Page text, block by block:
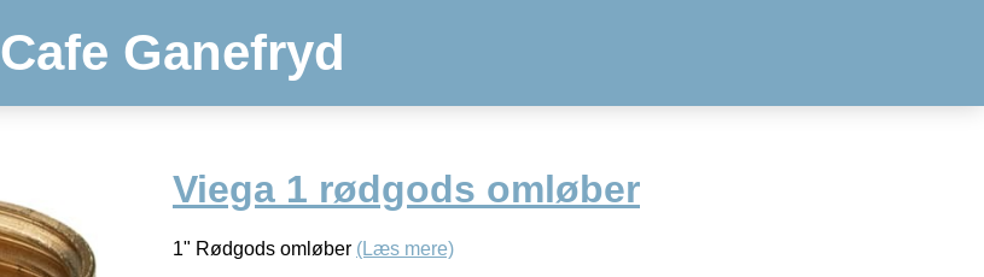
Cafe Ganefryd
Viega 1 rødgods omløber
1" Rødgods omløber (Læs mere)